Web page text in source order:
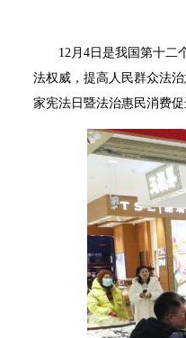
12月4日是我国第十二个
法权威，提高人民群众法
家宪法日暨法治惠民消费